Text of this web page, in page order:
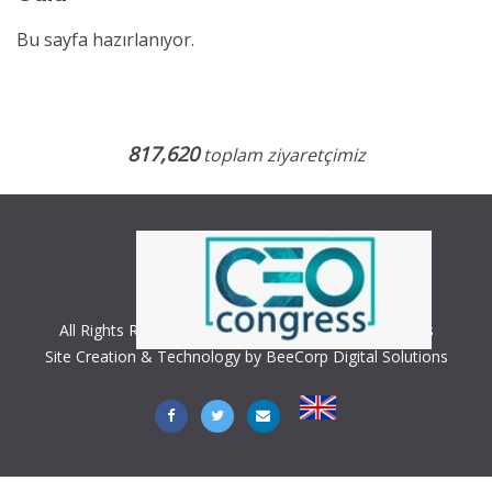
Bu sayfa hazırlanıyor.
817,620toplam ziyaretçimiz
All Rights Reserved. Copyright © 2018 CEO Congress
Site Creation & Technology by BeeCorp Digital Solutions